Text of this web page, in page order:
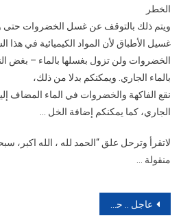
الخطر
ويتم ذلك بالتوقف عن غسل الخضروات حتى
غسيل الأطباق لأن المواد الكيميائية في هذا
الخضروات ولن تزول بغسلها بالماء – بغض
بالماء الجاري. ويمكنكم بدلا من ذلك،
نقع الفاكهة والخضروات في الماء المضاف
الجاري، كما يمكنكم إضافة الخل …
لاتقرأ وترحل علق “الحمد لله ، الله اكبر،
منقولة …
تصفّح
عاجل .. حالة وفاة يلُفها الغُموض لامرأة متزوجة في مقتبل العُمر تُزلزل ساكنة جماعة “تِيسراس” بأولوز …